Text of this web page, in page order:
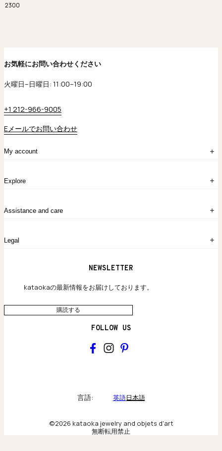
2300
My account
アカウント作成
お問い合わせ
Explore
kataokaについて
Chronicles
Assistance and care
Legal
アクセシビリティ方針
お気軽にお問い合わせください
火曜日–日曜日: 11:00–19:00
+1 212-966-9005
Eメールでお問い合わせ
NEWSLETTER
kataokaの最新情報をお届けしております。
購読する
FOLLOW US
アトリエの記録
Behind the scenes & craftsmanship
言語: 英語日本語
©2026 kataoka jewelry and objets d'art
無断転用禁止